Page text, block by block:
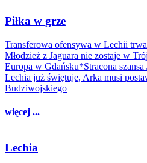
Piłka w grze
Transferowa ofensywa w Lechii trwa
Młodzież z Jaguara nie zostaje w
Europa w Gdańsku*Stracona szansa
Lechia już świętuje, Arka musi
Budziwojskiego
więcej ...
Lechia